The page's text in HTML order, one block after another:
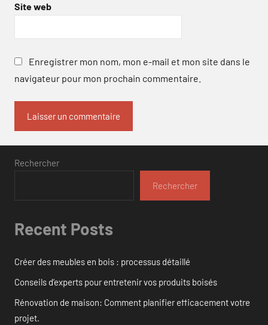
Site web
Enregistrer mon nom, mon e-mail et mon site dans le
navigateur pour mon prochain commentaire.
Rechercher
Rechercher
Recent Posts
Créer des meubles en bois : processus détaillé
Conseils d’experts pour entretenir vos produits boisés
Rénovation de maison: Comment planifier efficacement votre
projet.